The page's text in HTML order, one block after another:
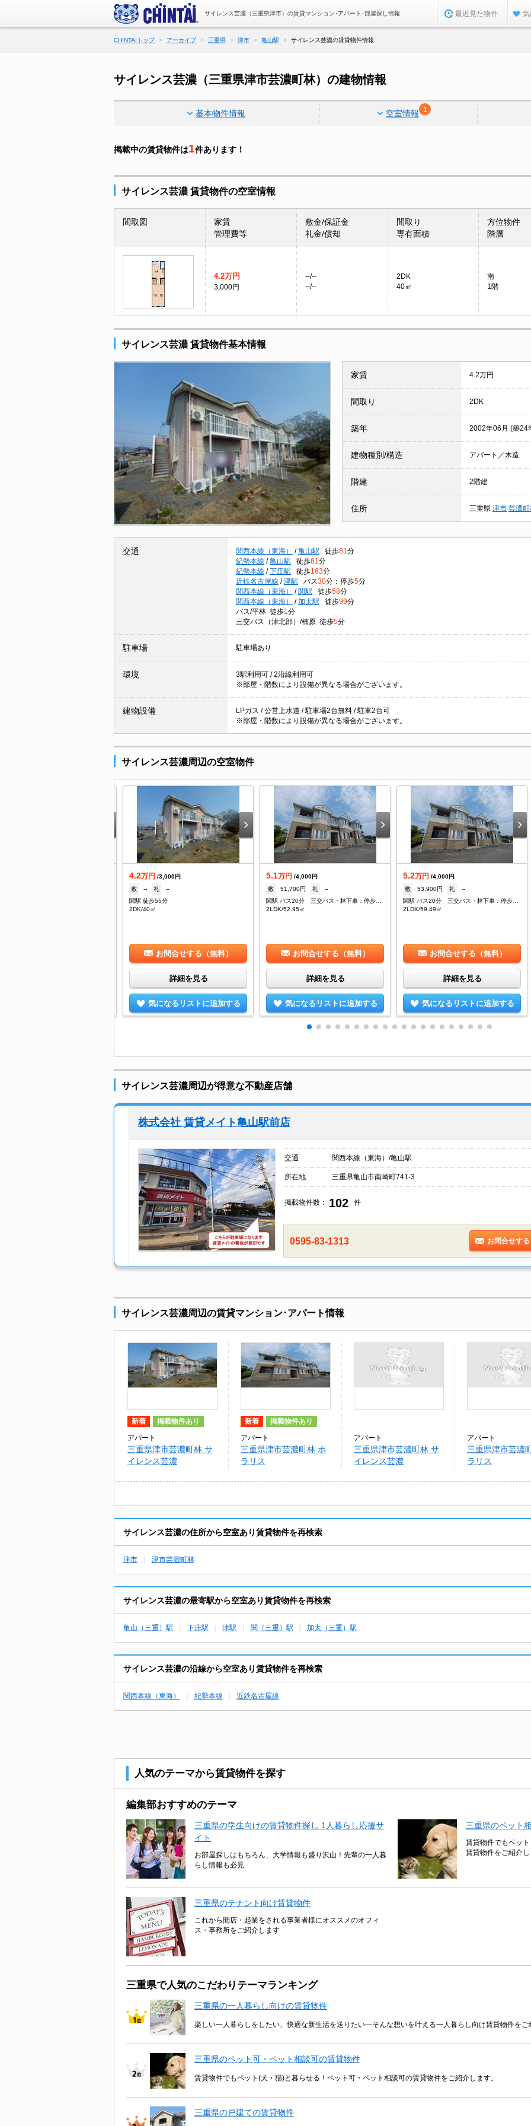
サイレンス芸濃（三重県津市）の賃貸マンション･アパート･部屋探し情報 最近見た物件
CHINTAIトップ アーカイブ 三重県 津市 亀山駅 サイレンス芸濃の賃貸物件情報
サイレンス芸濃（三重県津市芸濃町林）の建物情報
基本物件情報 空室情報 1
掲載中の賃貸物件は1件あります！
サイレンス芸濃 賃貸物件の空室情報
間取図
家賃
管理費等
敷金/保証金
礼金/償却
間取り
専有面積
方位物件
階層
4.2万円
3,000円
--/--
--/--
2DK
40㎡
南
1階
サイレンス芸濃 賃貸物件基本情報
家賃 4.2万円
間取り 2DK
築年 2002年06月 (築24
建物種別/構造 アパート／木造
階建 2階建
住所 三重県 津市 芸濃町
交通 関西本線（東海） / 亀山駅 徒歩81 分
紀勢本線 / 亀山駅 徒歩81 分
紀勢本線 / 下庄駅 徒歩163分
近鉄名古屋線 / 津駅 バス30分：停歩5分
関西本線（東海）
/ 関駅 徒歩58分
関西本線（東海）
/ 加太駅 徒歩99分
バス/平林 徒歩1 分
三交バス（津北部）/楠原 徒歩5分
駐車場 駐車場あり
環境
3駅利用可 / 2沿線利用可
※部屋・階数により設備が異なる場合がございます。
建物設備
LPガス / 公営上水道 / 駐車場2台無料 / 駐車2台可
※部屋・階数により設備が異なる場合がございます。
サイレンス芸濃周辺の空室物件
4.2万円 /3,000円
敷
-- 礼
--
関駅 徒歩55分
2DK/40㎡
お問合せする（無料）
詳細を見る
気になるリストに追加する
5.1万円 /4,000円
敷
51,700円 礼
--
関駅 バス20分 三交バス・林下車：停歩2分
2LDK/52.95㎡
お問合せする（無料）
詳細を見る
気になるリストに追加する
5.2万円 /4,000円
敷
53,900円 礼
--
関駅 バス20分 三交バス・林下車：停歩2分
2LDK/59.49㎡
お問合せする（無料）
詳細を見る
気になるリストに追加する
サイレンス芸濃周辺が得意な不動産店舗
株式会社 賃貸メイト亀山駅前店
交通 関西本線（東海）/亀山駅
所在地 三重県亀山市南崎町741-3
掲載物件数： 102 件
0595-83-1313 お問合せす
サイレンス芸濃周辺の賃貸マンション･アパート情報
新着 掲載物件あり
アパート
三重県津市芸濃町林 サ
イレンス芸濃
新着 掲載物件あり
アパート
三重県津市芸濃町林 ポ
ラリス
アパート
三重県津市芸濃町林 サ
イレンス芸濃
アパート
三重県津市芸濃
ラリス
サイレンス芸濃の住所から空室あり賃貸物件を再検索
津市 津市芸濃町林
サイレンス芸濃の最寄駅から空室あり賃貸物件を再検索
亀山（三重）駅 下庄駅 津駅 関（三重）駅 加太（三重）駅
サイレンス芸濃の沿線から空室あり賃貸物件を再検索
関西本線（東海） 紀勢本線 近鉄名古屋線
人気のテーマから賃貸物件を探す
編集部おすすめのテーマ
三重県の学生向けの賃貸物件探し 1人暮らし応援サ
イト
お部屋探しはもちろん、大学情報も盛り沢山！先輩の一人暮
らし情報も必見
三重県のペット
賃貸物件でもペッ
賃貸物件をご紹介
三重県のテナント向け賃貸物件
これから開店・起業をされる事業者様にオススメのオフィ
ス・事務所をご紹介します
三重県で人気のこだわりテーマランキング
三重県の一人暮らし向けの賃貸物件
楽しい一人暮らしをしたい、快適な新生活を送りたい―そんな想いを叶える一人暮らし向け賃貸物件をご
三重県のペット可・ペット相談可の賃貸物件
賃貸物件でもペット(犬・猫)と暮らせる！ペット可・ペット相談可の賃貸物件をご紹介します。
三重県の戸建ての賃貸物件